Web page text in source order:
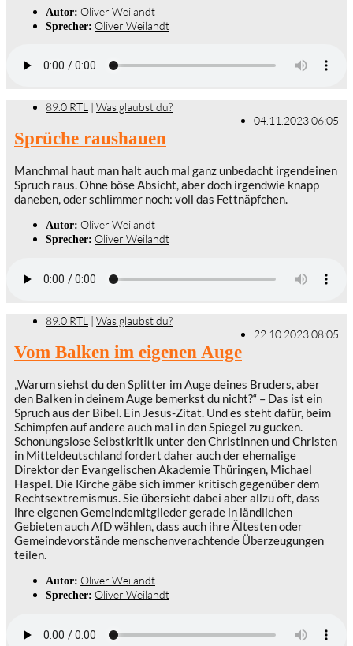
Autor: Oliver Weilandt
Sprecher: Oliver Weilandt
89.0 RTL | Was glaubst du?
04.11.2023 06:05
Sprüche raushauen
Manchmal haut man halt auch mal ganz unbedacht irgendeinen
Spruch raus. Ohne böse Absicht, aber doch irgendwie knapp
daneben, oder schlimmer noch: voll das Fettnäpfchen.
Autor: Oliver Weilandt
Sprecher: Oliver Weilandt
89.0 RTL | Was glaubst du?
22.10.2023 08:05
Vom Balken im eigenen Auge
„Warum siehst du den Splitter im Auge deines Bruders, aber
den Balken in deinem Auge bemerkst du nicht?“ – Das ist ein
Spruch aus der Bibel. Ein Jesus-Zitat. Und es steht dafür, beim
Schimpfen auf andere auch mal in den Spiegel zu gucken.
Schonungslose Selbstkritik unter den Christinnen und Christen
in Mitteldeutschland fordert daher auch der ehemalige
Direktor der Evangelischen Akademie Thüringen, Michael
Haspel. Die Kirche gäbe sich immer kritisch gegenüber dem
Rechtsextremismus. Sie übersieht dabei aber allzu oft, dass
ihre eigenen Gemeindemitglieder gerade in ländlichen
Gebieten auch AfD wählen, dass auch ihre Ältesten oder
Gemeindevorstände menschenverachtende Überzeugungen
teilen.
Autor: Oliver Weilandt
Sprecher: Oliver Weilandt